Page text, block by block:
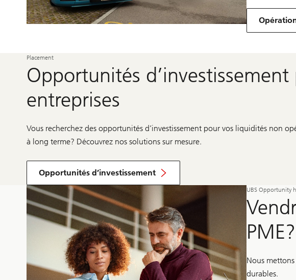
Placement
Opportunités d’investissement
entreprises
Vous recherchez des opportunités d’investissement pour vos liquidités non
à long terme? Découvrez nos solutions sur mesure.
Opportunités d’investissement
UBS Opportunity
PME?
Nous
durables.